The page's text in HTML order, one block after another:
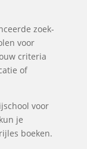
zoek-
voor
criteria
of
voor
je
boeken.